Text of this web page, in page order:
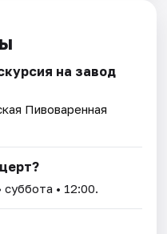
на завод
Пивоваренная
суббота • 12:00.